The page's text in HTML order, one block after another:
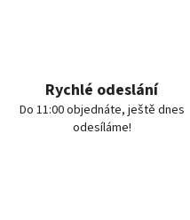
Rychlé odeslání
Do 11:00 objednáte, ještě dnes
odesíláme!